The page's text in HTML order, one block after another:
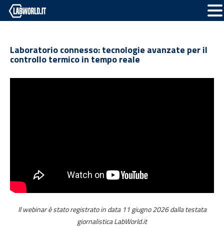
Laboratorio connesso: tecnologie avanzate per il
controllo termico in tempo reale
Il webinar è stato registrato in data 11 giugno 2026 dalla testata
giornalistica LabWorld.it